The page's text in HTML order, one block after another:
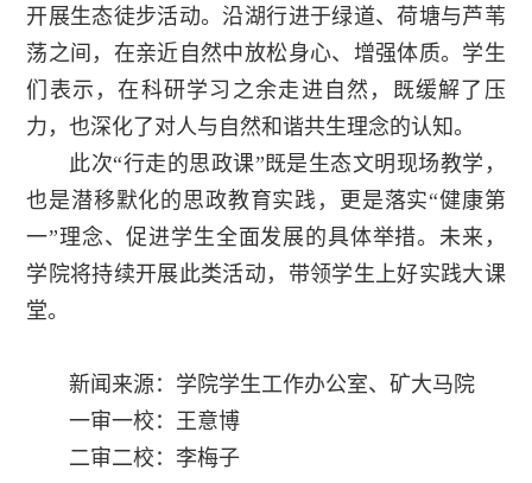
开展生态徒步活动。沿湖行进于绿道、荷塘与芦苇
荡之间，在亲近自然中放松身心、增强体质。学生
们表示，在科研学习之余走进自然，既缓解了压
力，也深化了对人与自然和谐共生理念的认知。
此次“行走的思政课”既是生态文明现场教学，
也是潜移默化的思政教育实践，更是落实“健康第
一”理念、促进学生全面发展的具体举措。未来，
学院将持续开展此类活动，带领学生上好实践大课
堂。
新闻来源：学院学生工作办公室、矿大马院
一审一校：王意博
二审二校：李梅子